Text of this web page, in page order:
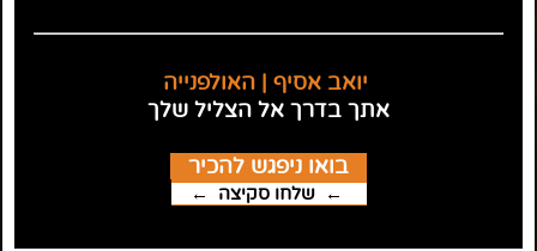
יואב אסיף | האולפנייה
אתך בדרך אל הצליל שלך
בואו ניפגש להכיר
← שלחו סקיצה ←